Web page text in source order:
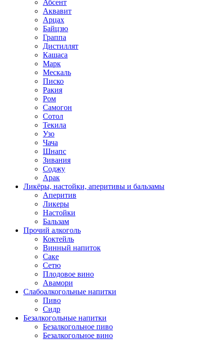
Абсент
Аквавит
Арцах
Байцзю
Граппа
Дистиллят
Кашаса
Марк
Мескаль
Писко
Ракия
Ром
Самогон
Сотол
Текила
Узо
Чача
Шнапс
Зивания
Соджу
Арак
Ликёры, настойки, аперитивы и бальзамы
Аперитив
Ликеры
Настойки
Бальзам
Прочий алкоголь
Коктейль
Винный напиток
Саке
Сетю
Плодовое вино
Авамори
Слабоалкогольные напитки
Пиво
Сидр
Безалкогольные напитки
Безалкогольное пиво
Безалкогольное вино